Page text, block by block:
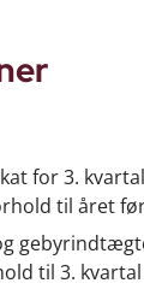
for 3.
til året
til 3.